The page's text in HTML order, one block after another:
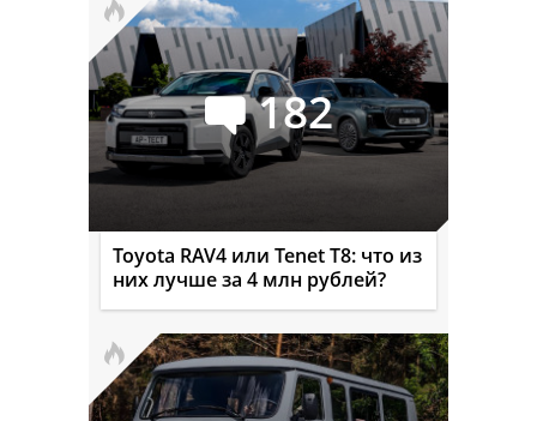
182
Toyota RAV4 или Tenet T8: что из
них лучше за 4 млн рублей?